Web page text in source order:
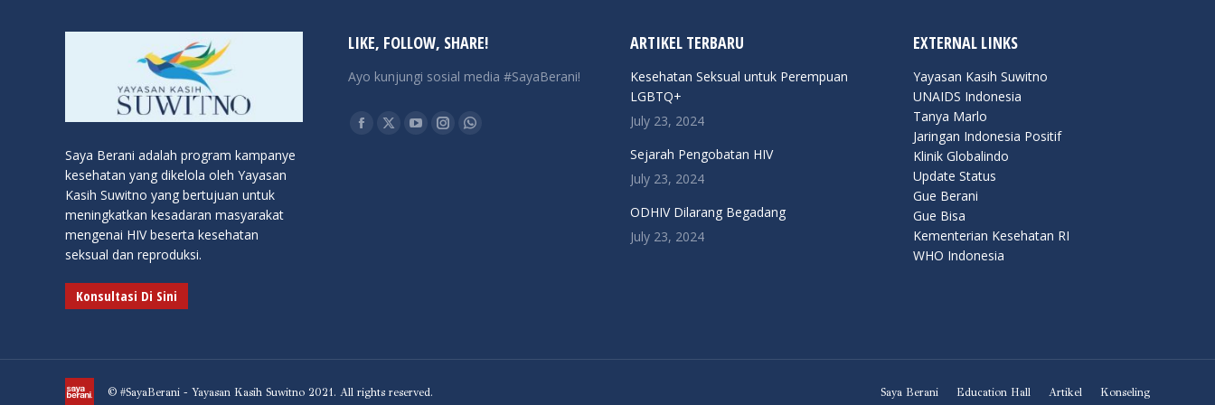
Saya Berani adalah program kampanye
kesehatan yang dikelola oleh Yayasan
Kasih Suwitno yang bertujuan untuk
meningkatkan kesadaran masyarakat
mengenai HIV beserta kesehatan
seksual dan reproduksi.
Konsultasi Di Sini
LIKE, FOLLOW, SHARE!
Ayo kunjungi sosial media #SayaBerani!
Find us on:
Facebook
X
YouTubeInstagramWhatsapp
ARTIKEL TERBARU
Kesehatan Seksual untuk Perempuan
LGBTQ+
July 23, 2024
Sejarah Pengobatan HIV
July 23, 2024
ODHIV Dilarang Begadang
July 23, 2024
EXTERNAL LINKS
Yayasan Kasih Suwitno
UNAIDS Indonesia
Tanya Marlo
Jaringan Indonesia Positif
Klinik Globalindo
Update Status
Gue Berani
Gue Bisa
Kementerian Kesehatan RI
WHO Indonesia
© #SayaBerani - Yayasan Kasih Suwitno 2021. All rights reserved. Saya Berani Education Hall Artikel Konseling